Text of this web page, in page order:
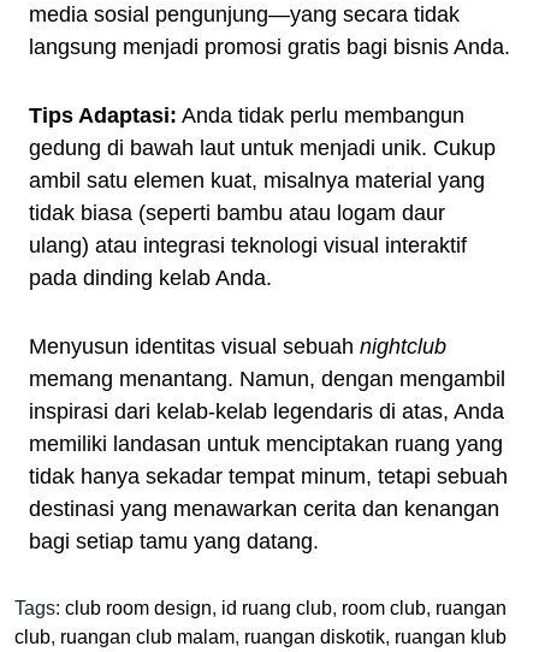
media sosial pengunjung—yang secara tidak
langsung menjadi promosi gratis bagi bisnis Anda.
Tips Adaptasi: Anda tidak perlu membangun
gedung di bawah laut untuk menjadi unik. Cukup
ambil satu elemen kuat, misalnya material yang
tidak biasa (seperti bambu atau logam daur
ulang) atau integrasi teknologi visual interaktif
pada dinding kelab Anda.
Menyusun identitas visual sebuah nightclub
memang menantang. Namun, dengan mengambil
inspirasi dari kelab-kelab legendaris di atas, Anda
memiliki landasan untuk menciptakan ruang yang
tidak hanya sekadar tempat minum, tetapi sebuah
destinasi yang menawarkan cerita dan kenangan
bagi setiap tamu yang datang.
Tags: club room design, id ruang club, room club, ruangan
club, ruangan club malam, ruangan diskotik, ruangan klub